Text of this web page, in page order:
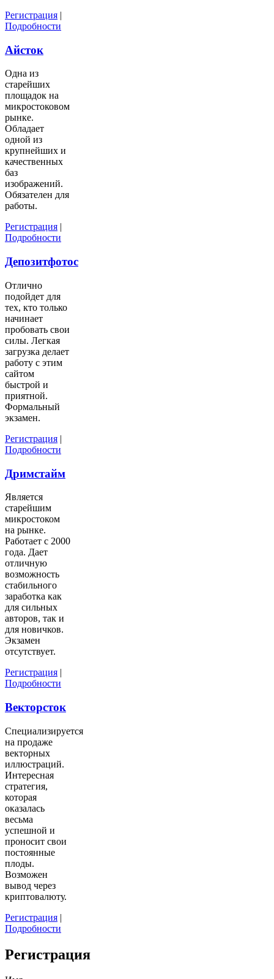
Регистрация |
Подробности
Айсток
Одна из
старейших
площадок на
микростоковом
рынке.
Обладает
одной из
крупнейших и
качественных
баз
изображений.
Обязателен для
работы.
Регистрация |
Подробности
Депозитфотос
Отлично
подойдет для
тех, кто только
начинает
пробовать свои
силы. Легкая
загрузка делает
работу с этим
сайтом
быстрой и
приятной.
Формальный
экзамен.
Регистрация |
Подробности
Дримстайм
Является
старейшим
микростоком
на рынке.
Работает с 2000
года. Дает
отличную
возможность
стабильного
заработка как
для сильных
авторов, так и
для новичков.
Экзамен
отсутствует.
Регистрация |
Подробности
Векторсток
Специализируется
на продаже
векторных
иллюстраций.
Интересная
стратегия,
которая
оказалась
весьма
успешной и
проносит свои
постоянные
плоды.
Возможен
вывод через
криптовалюту.
Регистрация |
Подробности
Регистрация